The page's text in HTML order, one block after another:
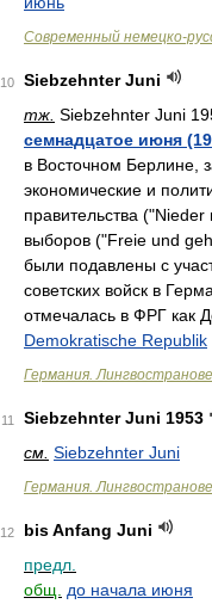
Современный немецко-
10
Siebzehnter Juni
тж. Siebzehnter Juni
семнадцатое июня
в Восточном Берлине,
экономические и
правительства
выборов ("Freie und
были подавлены с
советских войск в
отмечалась в ФРГ как
Demokratische Republik
Германия.
11
Siebzehnter Juni 1953
см. Siebzehnter Juni
Германия.
12
bis Anfang Juni
предл.
общ.
до начала июня